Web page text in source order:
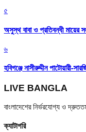
৫
অসুস্থ বাবা ও প্রতিবন্ধী মায়ের
৬
হবিগঞ্জে নাসীরুদ্দীন পাটোয়ারী-
LIVE BANGLA
বাংলাদেশের নির্ভরযোগ্য ও
ক্যাটাগরি